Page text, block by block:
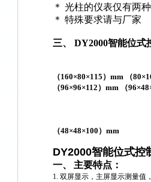
＊ 光柱的仪表仅有两
＊ 特殊要求请与厂家
三、 DY2000智能位式
（160×80×115）mm （
（96×96×112）mm （
（48×48×100）mm
DY2000智能位式控
一、 主要特点：
1. 双屏显示，主屏显示测量值